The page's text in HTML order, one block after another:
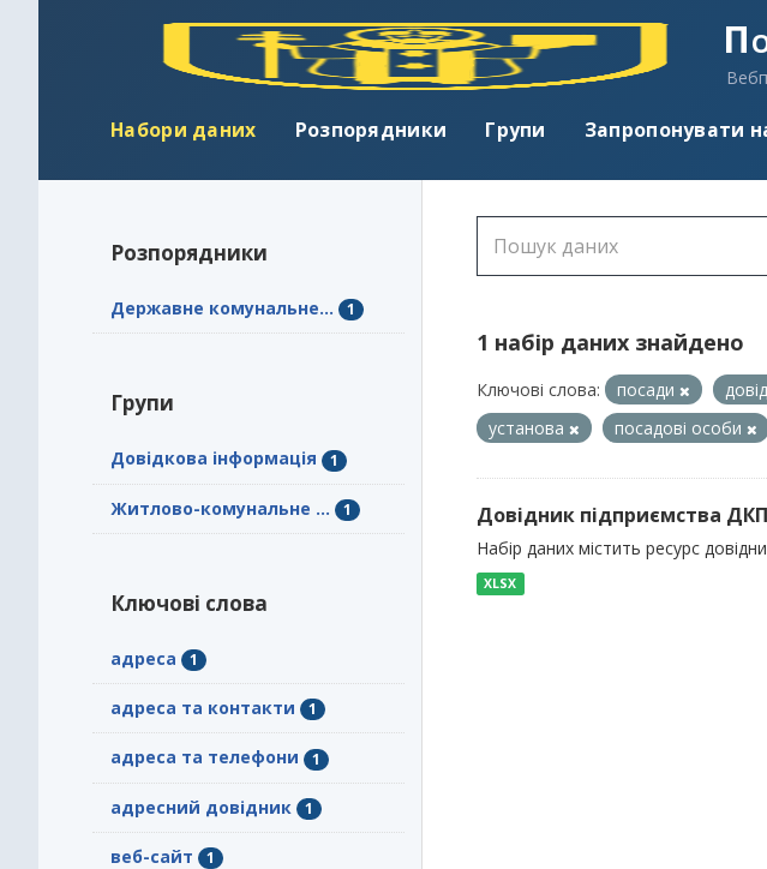
Набори даних Розпорядники Групи Запропонувати
Розпорядники
Державне комунальне... 1
Групи
Довідкова інформація 1
Житлово-комунальне ... 1
Ключові слова
адреса 1
адреса та контакти 1
адреса та телефони 1
адресний довідник 1
веб-сайт 1
1 набір даних знайдено
Ключові слова: посади
установа
посадові особи
Довідник підприємства
Набір даних містить ресурс
XLSX